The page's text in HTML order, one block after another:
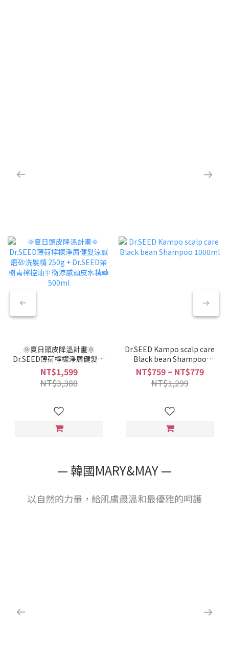
🌞夏日頭皮降溫計畫🌞
Dr.SEED薄荷檸檬淨屑健髮涼
感磨砂洗髮精 250g +
Dr.SEED茶樹青檸控油平衡涼
感頭皮水精華 500ml
NT$1,599
NT$3,380
Dr.SEED Kampo scalp care
Black bean Shampoo
1000ml
NT$759 ~ NT$779
NT$1,299
— 韓國MARY&MAY —
以自然的力量，給肌膚最溫和最優雅的呵護